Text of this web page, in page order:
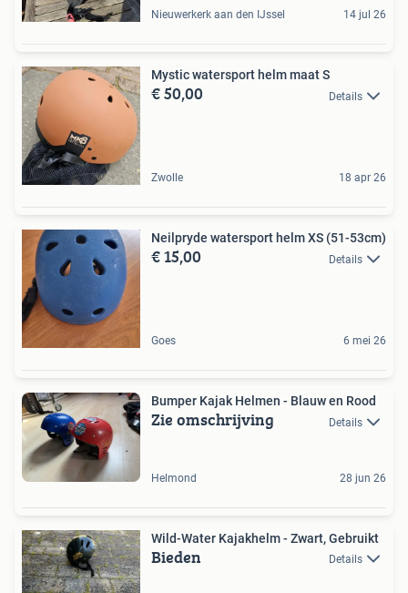
Nieuwerkerk aan den IJssel 14 jul 26
Mystic watersport helm maat S
€ 50,00 Details
Zwolle 18 apr 26
Neilpryde watersport helm XS (51-53cm)
€ 15,00 Details
Goes 6 mei 26
Bumper Kajak Helmen - Blauw en Rood
Zie omschrijving Details
Helmond 28 jun 26
Wild-Water Kajakhelm - Zwart, Gebruikt
Bieden Details